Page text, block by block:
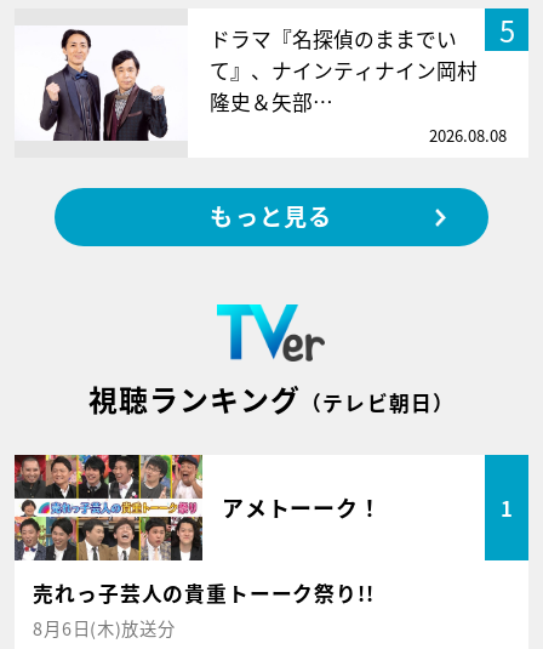
5
ドラマ『名探偵のままでい
て』、ナインティナイン岡村
隆史＆矢部…
2026.08.08
もっと見る
視聴ランキング （テレビ朝日）
アメトーーク！ 1
売れっ子芸人の貴重トーーク祭り!!
8月6日(木)放送分